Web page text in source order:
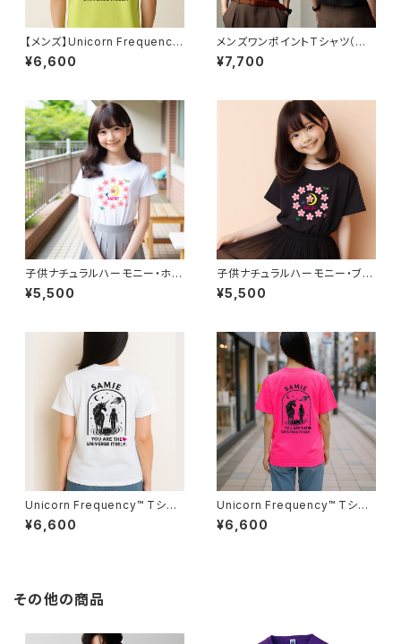
【メンズ】Unicorn Frequency
™ Tシャツ（ネオイエロー）
¥6,600
メンズワンポイントTシャツ（バッ
クデザインあり）
¥7,700
子供ナチュラルハーモニー・ホワ
イトTシャツ
¥5,500
子供ナチュラルハーモニー・ブラ
ックTシャツ
¥5,500
Unicorn Frequency™ Tシャ
ツ（ホワイト）
¥6,600
Unicorn Frequency™ Tシャ
ツ（ネオピンク）
¥6,600
その他の商品